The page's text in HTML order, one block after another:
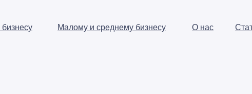
Малому и среднему бизнесу О нас